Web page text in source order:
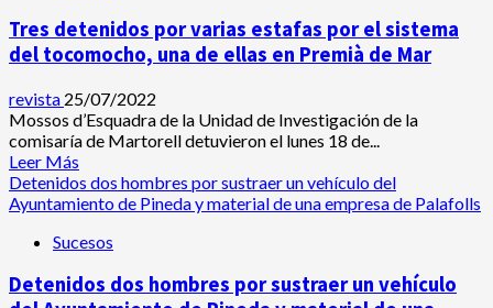
investigan
la
de
un
hombre
un
domicilio
de
Premià
Mar
Tres detenidos por varias estafas por el sistema
del tocomocho, una de ellas en Premià de Mar
revista 25/07/2022
Mossos d’Esquadra de la Unidad de Investigación de la
comisaría de Martorell detuvieron el lunes 18 de...
Leer Más
más
acerca
Tres
por
Detenidos dos hombres por sustraer un vehículo del
Ayuntamiento de Pineda y material de una empresa de Palafolls
Sucesos
Detenidos dos hombres por sustraer un vehículo